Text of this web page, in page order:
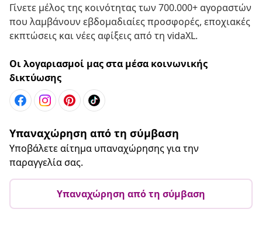
Γίνετε μέλος της κοινότητας των 700.000+ αγοραστών
που λαμβάνουν εβδομαδιαίες προσφορές, εποχιακές
εκπτώσεις και νέες αφίξεις από τη vidaXL.
Οι λογαριασμοί μας στα μέσα κοινωνικής
δικτύωσης
Υπαναχώρηση από τη σύμβαση
Υποβάλετε αίτημα υπαναχώρησης για την
παραγγελία σας.
Υπαναχώρηση από τη σύμβαση